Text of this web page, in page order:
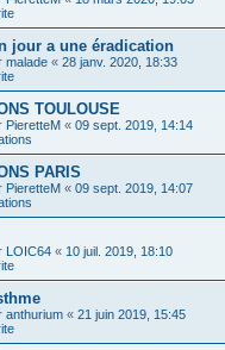
jour a une éradication
malade « 28 janv. 2020, 18:33
TOULOUSE
PieretteM « 09 sept. 2019, 14:14
PARIS
PieretteM « 09 sept. 2019, 14:07
LOIC64 « 10 juil. 2019, 18:10
anthurium « 21 juin 2019, 15:45